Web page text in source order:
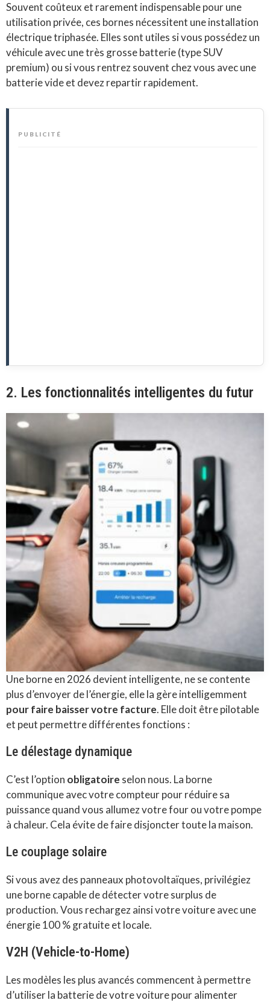
Souvent coûteux et rarement indispensable pour une
utilisation privée, ces bornes nécessitent une installation
électrique triphasée. Elles sont utiles si vous possédez un
véhicule avec une très grosse batterie (type SUV
premium) ou si vous rentrez souvent chez vous avec une
batterie vide et devez repartir rapidement.
2. Les fonctionnalités intelligentes du futur
Une borne en 2026 devient intelligente, ne se contente
plus d’envoyer de l’énergie, elle la gère intelligemment
pour faire baisser votre facture. Elle doit être pilotable
et peut permettre différentes fonctions :
Le délestage dynamique
C’est l’option obligatoire selon nous. La borne
communique avec votre compteur pour réduire sa
puissance quand vous allumez votre four ou votre pompe
à chaleur. Cela évite de faire disjoncter toute la maison.
Le couplage solaire
Si vous avez des panneaux photovoltaïques, privilégiez
une borne capable de détecter votre surplus de
production. Vous rechargez ainsi votre voiture avec une
énergie 100 % gratuite et locale.
V2H (Vehicle-to-Home)
Les modèles les plus avancés commencent à permettre
d’utiliser la batterie de votre voiture pour alimenter